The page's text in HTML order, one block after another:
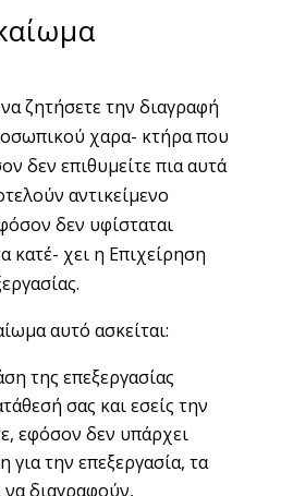
ζητήσετε την διαγραφή
χαρα- κτήρα που
δεν επιθυμείτε πια αυτά
αντικείμενο
δεν υφίσταται
κατέ- χει η Επιχείρηση
αυτό ασκείται:
της επεξεργασίας
σας και εσείς την
εφόσον δεν υπάρχει
για την επεξεργασία, τα
διαγραφούν,